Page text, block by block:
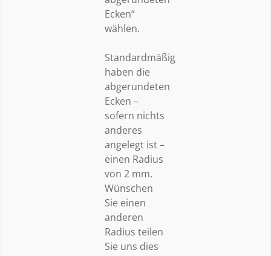
Ecken“
wählen.
Standardmäßig
haben die
abgerundeten
Ecken –
sofern nichts
anderes
angelegt ist –
einen Radius
von 2 mm.
Wünschen
Sie einen
anderen
Radius teilen
Sie uns dies